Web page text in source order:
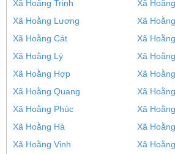
Xã Hoằng Trinh
Xã
Xã Hoằng Lương
Xã
Xã Hoằng Cát
Xã
Xã Hoằng Lý
Xã
Xã Hoằng Hợp
Xã
Xã Hoằng Quang
Xã
Xã Hoằng Phúc
Xã
Xã Hoằng Hà
Xã
Xã Hoằng Vinh
Xã